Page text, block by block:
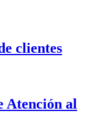
clientes
Atención al